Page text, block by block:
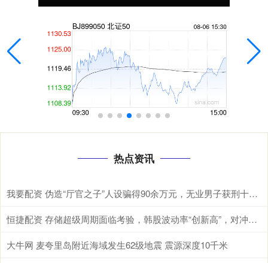
热点资讯
我要配资 伪造“厅官之子”人设骗得90余万元，无业男子获刑十年六个月
恒捷配资 存储超级周期面临考验，韩股波动率“创新高”，对冲成本急升
大牛网 麦夸里岛附近海域发生62级地震 震源深度10千米